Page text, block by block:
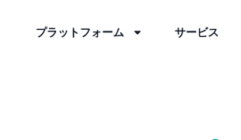
プラットフォーム サービス